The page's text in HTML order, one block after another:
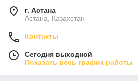
г. Астана
Астана, Казахстан
Контакты
Сегодня выходной
Показать весь график работы